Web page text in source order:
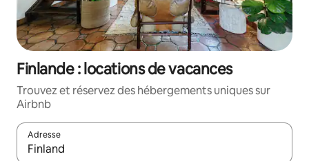
Finlande : locations de vacances
Trouvez et réservez des hébergements uniques sur
Airbnb
Adresse
Lorsque les résultats s'affichent, utilisez les flèches vers le